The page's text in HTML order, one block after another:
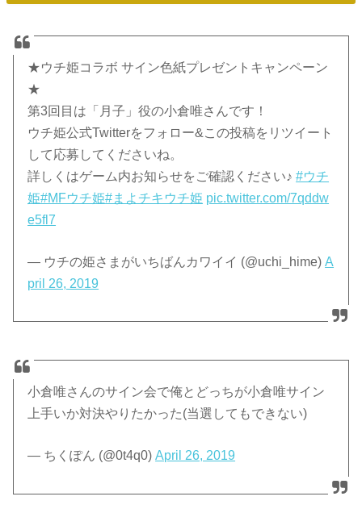
★ウチ姫コラボ サイン色紙プレゼントキャンペーン
★
第3回目は「月子」役の小倉唯さんです！
ウチ姫公式Twitterをフォロー&この投稿をリツイート
して応募してくださいね。
詳しくはゲーム内お知らせをご確認ください♪#ウチ
姫#MFウチ姫#まよチキウチ姫 pic.twitter.com/7qddw
e5fl7
— ウチの姫さまがいちばんカワイイ (@uchi_hime)A
pril 26, 2019
小倉唯さんのサイン会で俺とどっちが小倉唯サイン
上手いか対決やりたかった(当選してもできない)
— ちくぽん (@0t4q0)April 26, 2019